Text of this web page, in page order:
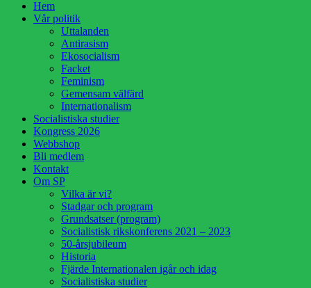
HoppaHem
Vår politik
Uttalanden
Antirasism
Ekosocialism
Facket
Feminism
Gemensam välfärd
Internationalism
Socialistiska studier
Kongress 2026
Webbshop
Bli medlem
Kontakt
Om SP
Vilka är vi?
Stadgar och program
Grundsatser (program)
Socialistisk rikskonferens 2021 – 2023
50-årsjubileum
Historia
Fjärde Internationalen igår och idag
Socialistiska studier